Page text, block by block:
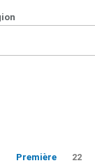
Première 22